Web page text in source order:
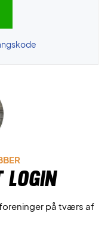
login
på tværs af